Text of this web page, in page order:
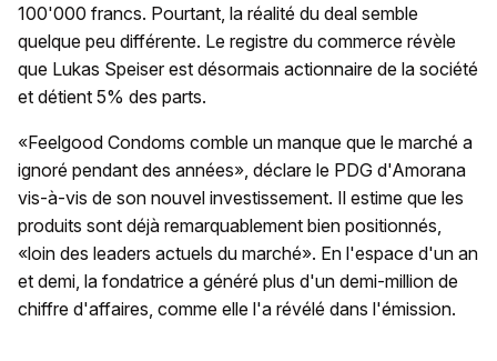
100'000 francs. Pourtant, la réalité du deal semble
quelque peu différente. Le registre du commerce révèle
que Lukas Speiser est désormais actionnaire de la société
et détient 5% des parts.
«Feelgood Condoms comble un manque que le marché a
ignoré pendant des années», déclare le PDG d'Amorana
vis-à-vis de son nouvel investissement. Il estime que les
produits sont déjà remarquablement bien positionnés,
«loin des leaders actuels du marché». En l'espace d'un an
et demi, la fondatrice a généré plus d'un demi-million de
chiffre d'affaires, comme elle l'a révélé dans l'émission.